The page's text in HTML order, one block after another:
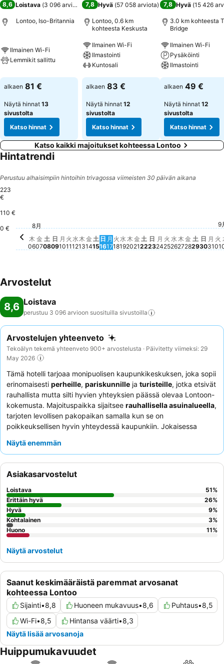
8,6 Loistava (3 096 arviota )
Lontoo, Iso-Britannia
Ilmainen Wi-Fi
Lemmikit sallittu
alkaen 81 €
Näytä hinnat 13
sivustolta
Katso hinnat
7,8 Hyvä (57 058 arviota)
Lontoo, 0.6 km
kohteesta Keskusta
Ilmainen Wi-Fi
Ilmastointi
Kuntosali
alkaen 83 €
Näytä hinnat 12
sivustolta
Katso hinnat
7,8 Hyvä (15 426
3.0 km kohteesta
Bridge
Ilmainen Wi-Fi
Pysäköinti
Ilmastointi
alkaen 49 €
Näytä hinnat 12
sivustolta
Katso hinnat
Katso kaikki majoitukset kohteessa Lontoo
Hintatrendi
Perustuu alhaisimpiin hintoihin trivagossa viimeisten 30 päivän aikana
223
€
110 €
0 € 木, 8月 06
122 €
8月
木
06
金, 8月 07
138 €
金
07
土, 8月 08
138 €
土
08
日, 8月 09
118 €
日
09
月, 8月 10
132 €
月
10
火, 8月 11
131 €
火
11
水, 8月 12
126 €
水
12
木, 8月 13
130 €
木
13
金
14
土
15
日, 8月 16
127 €
日
16
月
17
火
18
水
19
木, 8月 20
133 €
木
20
金
21
土
22
日, 8月 23
136 €
日
23
月
24
火
25
水
26
木
27
金
28
土
29
日,
187 €
日
30
月
31
9
火
01
Arvostelut
8,6 Loistava
perustuu 3 096 arvioon suosituilla sivustoilla
Arvostelujen yhteenveto
Tekoälyn tekemä yhteenveto 900+ arvostelusta · Päivitetty viimeksi: 29
May 2026
Tämä hotelli tarjoaa monipuolisen kaupunkikeskuksen, joka sopii
erinomaisesti perheille, pariskunnille ja turisteille, jotka etsivät
rauhallista mutta silti hyvien yhteyksien päässä olevaa Lontoon-
kokemusta. Majoituspaikka sijaitsee rauhallisella asuinalueella,
tarjoten levollisen pakopaikan samalla kun se on
poikkeuksellisen hyvin yhteydessä kaupunkiin. Jokaisessa
tekee pidemmistäkin oleskeluista käteviä ja mukavia. Asiakkaat
ja arvostavat läheisyyttä lukuisiin
jotka tarjoavat monipuolisia ruokailumahdollisuuksia.
Optimaalisen mukavuuden takaamiseksi harkitse pyytäväsi
huoneistoa, jossa on
miellyttävää ulkotilaa
varten.
Näytä enemmän
Saanut keskimääräistä paremmat arvosanat
kohteessa Lontoo
Sijainti•8,8 Huoneen mukavuus•8,6 Puhtaus•8,5
Wi-Fi•8,5 Hintansa väärti•8,3
Näytä lisää arvosanoja
Asiakasarvostelut
Loistava 51%
Erittäin hyvä
26%
Hyvä
9%
Kohtalainen
3%
Huono
11%
Näytä arvostelut
Huippumukavuudet